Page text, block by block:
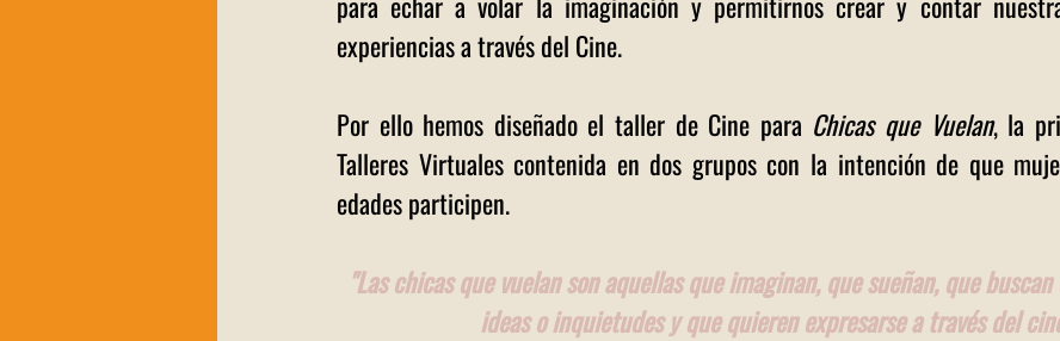
experiencias a través del Cine.
Por ello hemos diseñado el taller de Cine para Chicas que Vuelan, la
Talleres Virtuales contenida en dos grupos con la intención de que
edades participen.
"Las chicas que vuelan son aquellas que imaginan, que sueñan, que
ideas o inquietudes y que quieren expresarse a través del